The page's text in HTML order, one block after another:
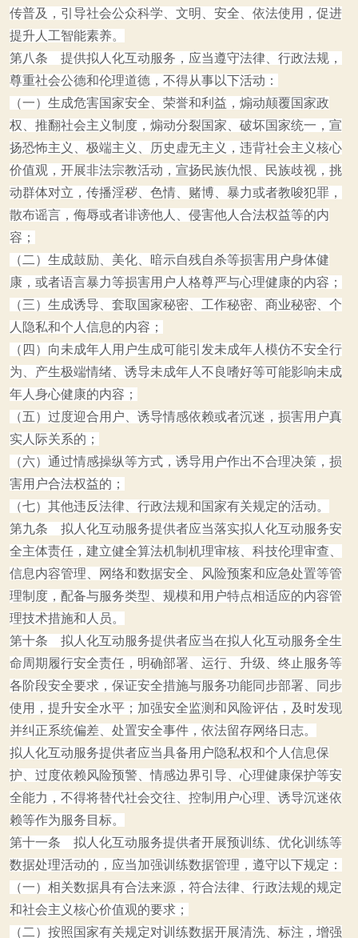
传普及，引导社会公众科学、文明、安全、依法使用，促进
提升人工智能素养。
第八条 提供拟人化互动服务，应当遵守法律、行政法规，
尊重社会公德和伦理道德，不得从事以下活动：
（一）生成危害国家安全、荣誉和利益，煽动颠覆国家政
权、推翻社会主义制度，煽动分裂国家、破坏国家统一，宣
扬恐怖主义、极端主义、历史虚无主义，违背社会主义核心
价值观，开展非法宗教活动，宣扬民族仇恨、民族歧视，挑
动群体对立，传播淫秽、色情、赌博、暴力或者教唆犯罪，
散布谣言，侮辱或者诽谤他人、侵害他人合法权益等的内
容；
（二）生成鼓励、美化、暗示自残自杀等损害用户身体健
康，或者语言暴力等损害用户人格尊严与心理健康的内容；
（三）生成诱导、套取国家秘密、工作秘密、商业秘密、个
人隐私和个人信息的内容；
（四）向未成年人用户生成可能引发未成年人模仿不安全行
为、产生极端情绪、诱导未成年人不良嗜好等可能影响未成
年人身心健康的内容；
（五）过度迎合用户、诱导情感依赖或者沉迷，损害用户真
实人际关系的；
（六）通过情感操纵等方式，诱导用户作出不合理决策，损
害用户合法权益的；
（七）其他违反法律、行政法规和国家有关规定的活动。
第九条 拟人化互动服务提供者应当落实拟人化互动服务安
全主体责任，建立健全算法机制机理审核、科技伦理审查、
信息内容管理、网络和数据安全、风险预案和应急处置等管
理制度，配备与服务类型、规模和用户特点相适应的内容管
理技术措施和人员。
第十条 拟人化互动服务提供者应当在拟人化互动服务全生
命周期履行安全责任，明确部署、运行、升级、终止服务等
各阶段安全要求，保证安全措施与服务功能同步部署、同步
使用，提升安全水平；加强安全监测和风险评估，及时发现
并纠正系统偏差、处置安全事件，依法留存网络日志。
拟人化互动服务提供者应当具备用户隐私权和个人信息保
护、过度依赖风险预警、情感边界引导、心理健康保护等安
全能力，不得将替代社会交往、控制用户心理、诱导沉迷依
赖等作为服务目标。
第十一条 拟人化互动服务提供者开展预训练、优化训练等
数据处理活动的，应当加强训练数据管理，遵守以下规定：
（一）相关数据具有合法来源，符合法律、行政法规的规定
和社会主义核心价值观的要求；
（二）按照国家有关规定对训练数据开展清洗、标注，增强